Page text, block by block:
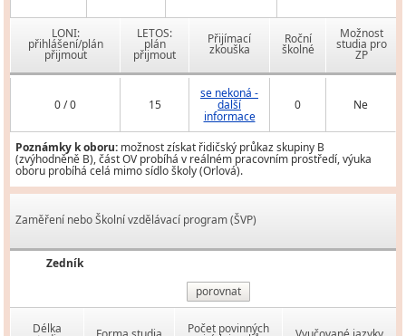
LONI:
přihlášení/plán
přijmout
LETOS:
plán
přijmout
Přijímací
zkouška
Roční
školné
Možnost
studia pro
ZP
0 / 0 15
se nekoná -
další
informace
0 Ne
Poznámky k oboru: možnost získat řidičský průkaz skupiny B
(zvýhodněně B), část OV probíhá v reálném pracovním prostředí, výuka
oboru probíhá celá mimo sídlo školy (Orlová).
Zaměření nebo Školní vzdělávací program (ŠVP)
Zedník
porovnat
Délka Počet povinných